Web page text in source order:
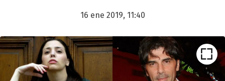
16 ene 2019, 11:40